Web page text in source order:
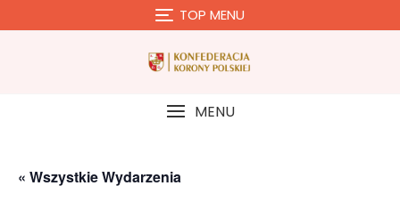
to
TOP MENU
MENU
« Wszystkie Wydarzenia